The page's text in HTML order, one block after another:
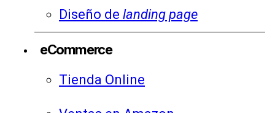
Diseño de landing page
eCommerce
Tienda Online